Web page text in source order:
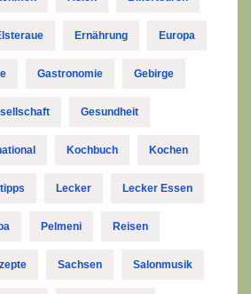
Ernährung Europa
Gastronomie Gebirge
Gesundheit
Kochbuch Kochen
Lecker Lecker Essen
Pelmeni Reisen
Sachsen Salonmusik